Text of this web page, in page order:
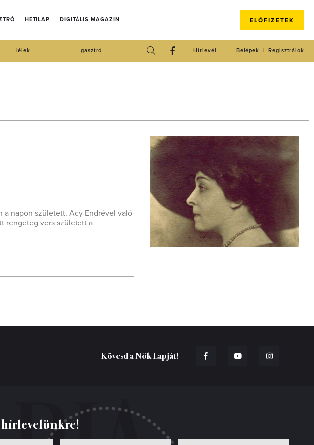
HETILAP DIGITÁLIS MAGAZIN ELŐFIZETEK
lélek gasztró Regisztrálok
Belépek
Hírlevél
a napon született. Ady Endrével való
rengeteg vers született a
Kövesd a Nők Lapját!